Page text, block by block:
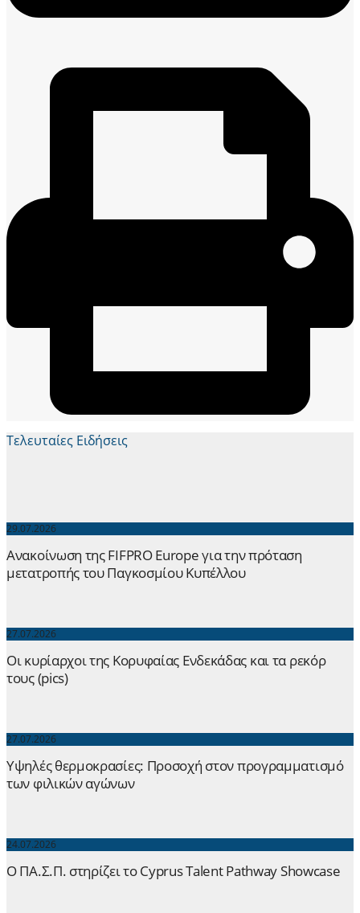
Τελευταίες Ειδήσεις
29.07.2026
Ανακοίνωση της FIFPRO Europe για την πρόταση
μετατροπής του Παγκοσμίου Κυπέλλου
27.07.2026
Οι κυρίαρχοι της Κορυφαίας Ενδεκάδας και τα ρεκόρ
τους (pics)
27.07.2026
Yψηλές θερμοκρασίες: Προσοχή στον προγραμματισμό
των φιλικών αγώνων
24.07.2026
Ο ΠΑ.Σ.Π. στηρίζει το Cyprus Talent Pathway Showcase